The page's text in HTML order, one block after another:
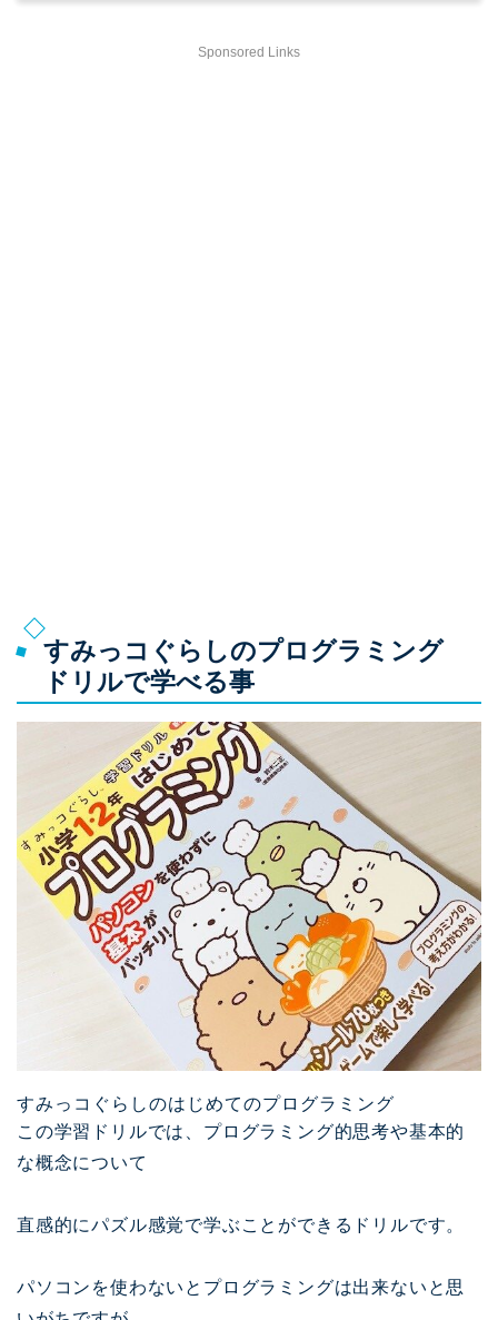
Sponsored Links
すみっコぐらしのプログラミング
ドリルで学べる事
すみっコぐらしのはじめてのプログラミング
この学習ドリルでは、プログラミング的思考や基本的
な概念について
直感的にパズル感覚で学ぶことができるドリルです。
パソコンを使わないとプログラミングは出来ないと思